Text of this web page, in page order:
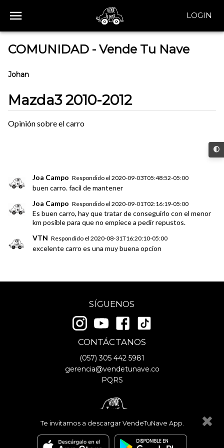
LOGIN
Te invitamos a descargar VendeTuNave App.
COMUNIDAD - Vende Tu Nave
Johan
Mazda3 2010-2012
Opinión sobre el carro
Joa Campo Respondido el2020-09-03T05:48:52-05:00
buen carro. facil de mantener
Joa Campo Respondido el2020-09-01T02:16:19-05:00
Es buen carro, hay que tratar de conseguirlo con el menor
km posible para que no empiece a pedir repustos.
VTN Respondido el2020-08-31T16:20:10-05:00
excelente carro es una muy buena opcion
SÍGUENOS
CONTÁCTANOS
(057)305 442 5981
gerencia@vendetunave.co
PQRS
© Copyright2026 - VendeTuNave